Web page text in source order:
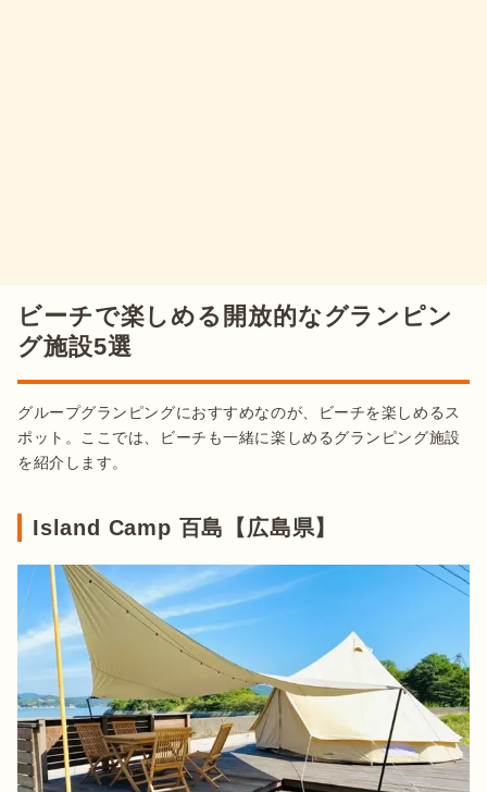
ビーチで楽しめる開放的なグランピン
グ施設5選
グループグランピングにおすすめなのが、ビーチを楽しめるス
ポット。ここでは、ビーチも一緒に楽しめるグランピング施設
を紹介します。
Island Camp 百島【広島県】